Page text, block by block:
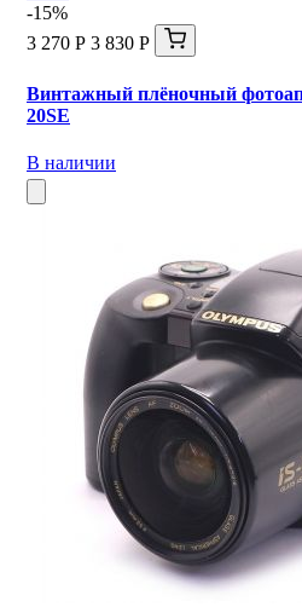
-15%
3 270 Р 3 830 Р
Винтажный плёночный
20SE
В наличии